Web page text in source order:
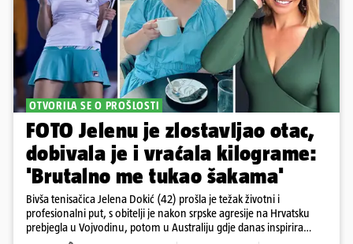
OTVORILA SE O PROŠLOSTI
FOTO Jelenu je zlostavljao otac,
dobivala je i vraćala kilograme:
'Brutalno me tukao šakama'
Bivša tenisačica Jelena Dokić (42) prošla je težak životni i
profesionalni put, s obitelji je nakon srpske agresije na Hrvatsku
prebjegla u Vojvodinu, potom u Australiju gdje danas inspirira